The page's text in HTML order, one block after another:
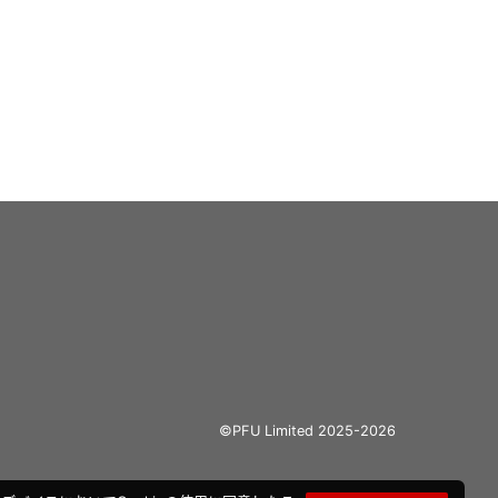
©PFU Limited 2025-2026